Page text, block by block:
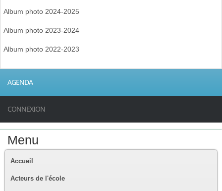
Album photo 2024-2025
Album photo 2023-2024
Album photo 2022-2023
AGENDA
CONNEXION
Menu
Accueil
Acteurs de l'école